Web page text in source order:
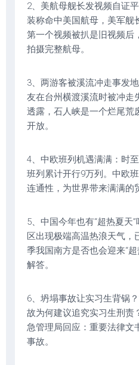
2、美航母舰长发视频自证
装称命中美国航母，美军舰
第一个视频被扒是旧视频后
拍摄完整航母。
3、两游客被溪流冲走事发
友在台州横渡溪流时被冲走
透露，石人峡是一个烂尾荒
开放。
4、中欧班列机遇满满：时
班列累计开行9万列。中欧
连通性，为世界带来满满的
5、中国今年也有“超热夏天
区出现极端高温热浪天气，
季我国南方是否也会迎来“
解答。
6、坍塌事故让实习生背锅
故为何建议追究实习生刑责
急管理局回应：重要法律文
事故。